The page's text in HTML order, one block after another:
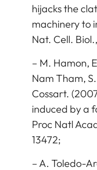
hijacks the
machinery to
Nat. Cell.
– M. Hamon,
Nam Tham,
Cossart.
induced by a
Proc Natl
13472;
– A. Toledo-